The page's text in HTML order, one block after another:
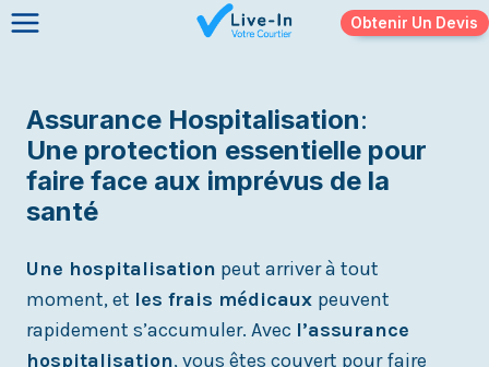
Skip
Obtenir Un Devis
Assurance Hospitalisation:
Une protection essentielle pour
faire face aux imprévus de la
santé
Une hospitalisation peut arriver à tout
moment, et les frais médicaux peuvent
rapidement s’accumuler. Avec l’assurance
hospitalisation, vous êtes couvert pour faire